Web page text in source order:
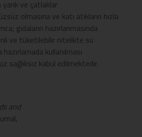
ve çatlaklar
olmasına ve katı atıkların hızla
gıdaların hazırlanmasında
ve tüketilebilir nitelikte su
kullanılması
sağlıksız kabul edilmektedir.
and